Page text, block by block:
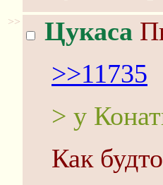
>> Цукаса
>>11735
> у
Как